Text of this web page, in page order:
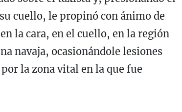
cuello, le propinó con ánimo de
la cara, en el cuello, en la región
navaja, ocasionándole lesiones
la zona vital en la que fue